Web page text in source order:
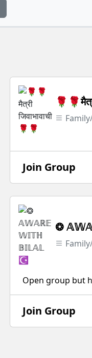
Join Group
❂
Open group but
Join Group